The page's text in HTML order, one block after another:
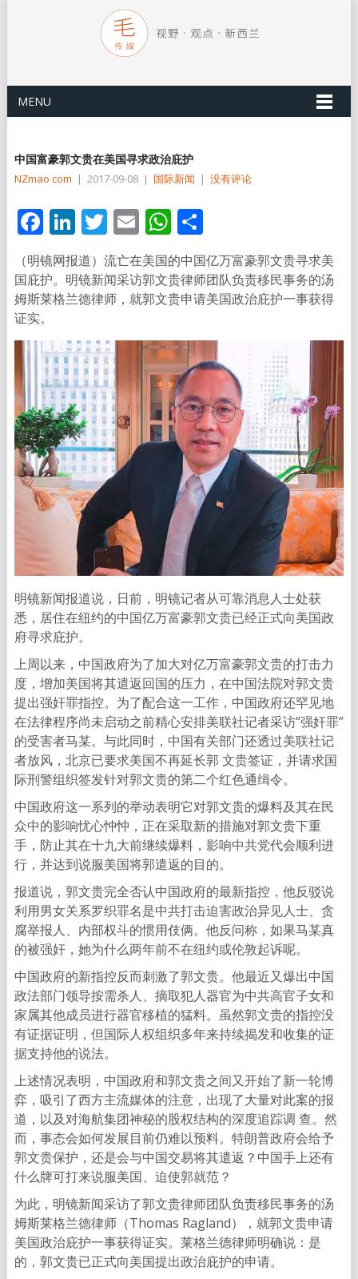
MENU
中国富豪郭文贵在美国寻求政治庇护
NZmao com | 2017-09-08 | 国际新闻 | 没有评论
Facebook
LinkedIn
Twitter
EmailWhatsApp
分
享
（明镜网报道）流亡在美国的中国亿万富豪郭文贵寻求美
国庇护。明镜新闻采访郭文贵律师团队负责移民事务的汤
姆斯莱格兰德律师，就郭文贵申请美国政治庇护一事获得
证实。
明镜新闻报道说，日前，明镜记者从可靠消息人士处获
悉，居住在纽约的中国亿万富豪郭文贵已经正式向美国政
府寻求庇护。
上周以来，中国政府为了加大对亿万富豪郭文贵的打击力
度，增加美国将其遣返回国的压力，在中国法院对郭文贵
提出强奸罪指控。为了配合这一工作，中国政府还罕见地
在法律程序尚未启动之前精心安排美联社记者采访“强奸罪”
的受害者马某。与此同时，中国有关部门还透过美联社记
者放风，北京已要求美国不再延长郭 文贵签证，并请求国
际刑警组织签发针对郭文贵的第二个红色通缉令。
中国政府这一系列的举动表明它对郭文贵的爆料及其在民
众中的影响忧心忡忡，正在采取新的措施对郭文贵下重
手，防止其在十九大前继续爆料，影响中共党代会顺利进
行，并达到说服美国将郭遣返的目的。
报道说，郭文贵完全否认中国政府的最新指控，他反驳说
利用男女关系罗织罪名是中共打击迫害政治异见人士、贪
腐举报人、内部权斗的惯用伎俩。他反问称，如果马某真
的被强奸，她为什么两年前不在纽约或伦敦起诉呢。
中国政府的新指控反而刺激了郭文贵。他最近又爆出中国
政法部门领导按需杀人、摘取犯人器官为中共高官子女和
家属其他成员进行器官移植的猛料。虽然郭文贵的指控没
有证据证明，但国际人权组织多年来持续揭发和收集的证
据支持他的说法。
上述情况表明，中国政府和郭文贵之间又开始了新一轮博
弈，吸引了西方主流媒体的注意，出现了大量对此案的报
道，以及对海航集团神秘的股权结构的深度追踪调 查。然
而，事态会如何发展目前仍难以预料。特朗普政府会给予
郭文贵保护，还是会与中国交易将其遣返？中国手上还有
什么牌可打来说服美国、迫使郭就范？
为此，明镜新闻采访了郭文贵律师团队负责移民事务的汤
姆斯莱格兰德律师（Thomas Ragland），就郭文贵申请
美国政治庇护一事获得证实。莱格兰德律师明确说：是
的，郭文贵已正式向美国提出政治庇护的申请。